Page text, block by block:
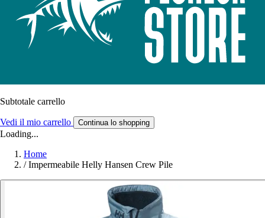
Subtotale carrello
Vedi il mio carrello Continua lo shopping
Loading...
Home
/ Impermeabile Helly Hansen Crew Pile